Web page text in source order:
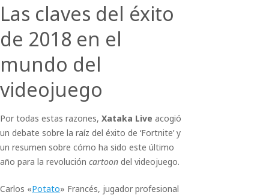
Las claves del éxito
de 2018 en el
mundo del
videojuego
Por todas estas razones, Xataka Live acogió
un debate sobre la raíz del éxito de ‘Fortnite’ y
un resumen sobre cómo ha sido este último
año para la revolución cartoon del videojuego.
Carlos «Potato» Francés, jugador profesional